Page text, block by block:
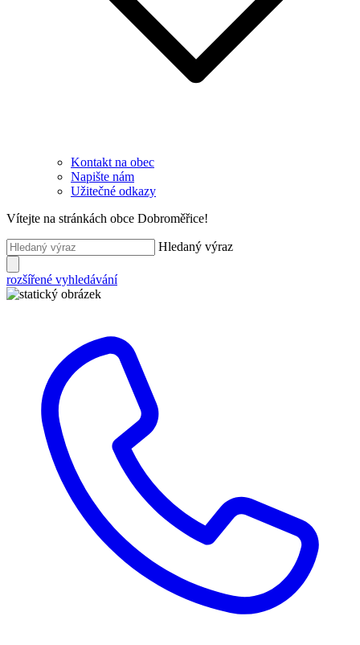
Kontakt na obec
Napište nám
Užitečné odkazy
Vítejte na stránkách obce Dobroměřice!
Hledaný výraz
rozšířené vyhledávání